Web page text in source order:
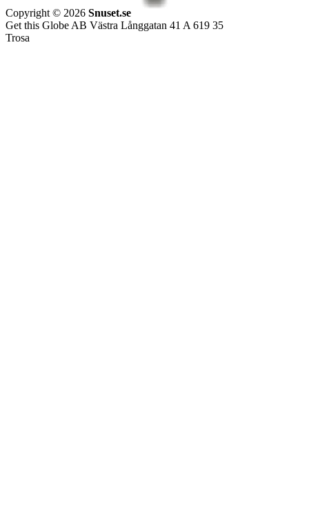
Copyright © 2026 Snuset.se
Get this Globe AB Västra Långgatan 41 A 619 35
Trosa